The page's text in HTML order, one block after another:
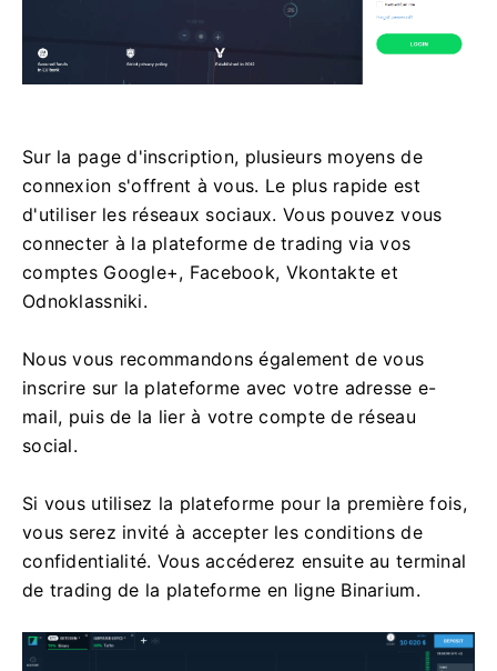
Sur la page d'inscription, plusieurs moyens de
connexion s'offrent à vous. Le plus rapide est
d'utiliser les réseaux sociaux. Vous pouvez vous
connecter à la plateforme de trading via vos
comptes Google+, Facebook, Vkontakte et
Odnoklassniki.
Nous vous recommandons également de vous
inscrire sur la plateforme avec votre adresse e-
mail, puis de la lier à votre compte de réseau
social.
Si vous utilisez la plateforme pour la première fois,
vous serez invité à accepter les conditions de
confidentialité. Vous accéderez ensuite au terminal
de trading de la plateforme en ligne Binarium.